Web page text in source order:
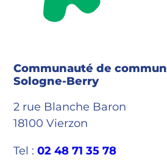
Communauté de
Sologne-Berry
2 rue Blanche Baron
18100 Vierzon
Tel :02 48 71 35 78